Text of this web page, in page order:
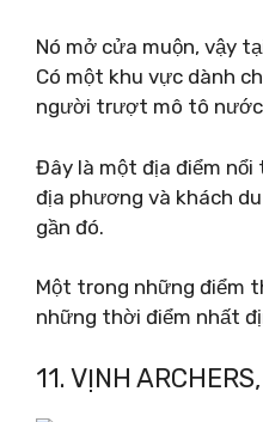
Nó mở cửa muộn, vậy
Có một khu vực dành
người trượt mô tô
Đây là một địa điểm
địa phương và khách
gần đó.
Một trong những điểm
những thời điểm nhất
11. VỊNH